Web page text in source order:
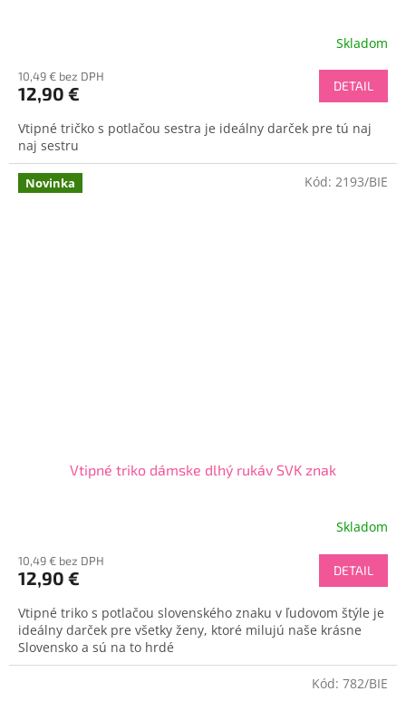
Skladom
10,49 € bez DPH
12,90 € DETAIL
Vtipné tričko s potlačou sestra je ideálny darček pre tú naj
naj sestru
Novinka
Vtipné triko dámske dlhý rukáv SVK znak
Skladom
10,49 € bez DPH
12,90 € DETAIL
Vtipné triko s potlačou slovenského znaku v ľudovom štýle je
ideálny darček pre všetky ženy, ktoré milujú naše krásne
Slovensko a sú na to hrdé
Kód: 2193/BIE
Kód: 782/BIE